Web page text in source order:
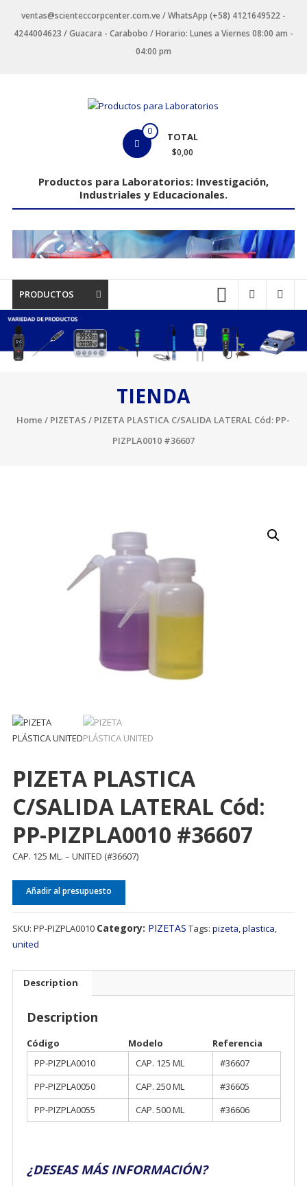
contenido
ventas@scienteccorpcenter.com.ve / WhatsApp (+58) 4121649522 -
4244004623 / Guacara - Carabobo / Horario: Lunes a Viernes 08:00 am -
04:00 pm
Laboratorios
Industriales
y
Educacionales.
0 TOTAL
$0,00
Productos para Laboratorios: Investigación,
Industriales y Educacionales.
PRODUCTOS
TIENDA
Home / PIZETAS / PIZETA PLASTICA C/SALIDA LATERAL Cód: PP-
PIZPLA0010 #36607
PIZETA PLASTICA
C/SALIDA LATERAL Cód:
PP-PIZPLA0010 #36607
CAP. 125 ML. – UNITED (#36607)
Añadir al presupuesto
SKU: PP-PIZPLA0010 Category: PIZETAS Tags: pizeta,plastica,
united
Description
Description
Código Modelo
Referencia
PP-PIZPLA0010
CAP. 125 ML
#36607
PP-PIZPLA0050
CAP. 250 ML
#36605
PP-PIZPLA0055
CAP. 500 ML #36606
¿DESEAS MÁS INFORMACIÓN?